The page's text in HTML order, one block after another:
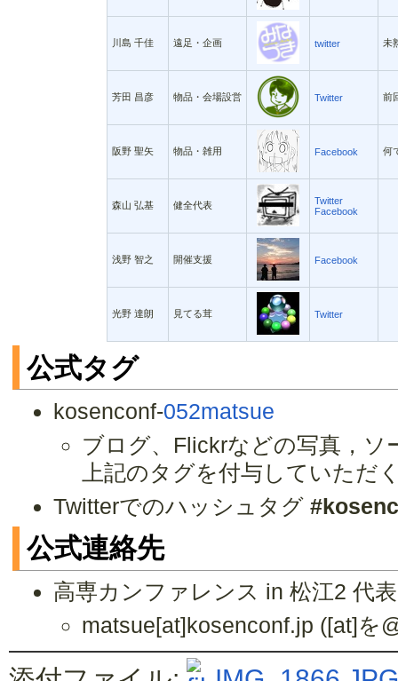
川島 千佳 遠足・企画 twitter 未
芳田 昌彦 物品・会場設営 Twitter 前
阪野 聖矢 物品・雑用 Facebook 何
森山 弘基 健全代表
Twitter
Facebook
浅野 智之 開催支援 Facebook
光野 達朗 見てる茸 Twitter
公式タグ
kosenconf-052matsue
ブログ、Flickrなどの写真，
上記のタグを付与していただ
Twitterでのハッシュタグ
公式連絡先
高専カンファレンス in 松江2 代
matsue[at]kosenconf.jp ([at]を